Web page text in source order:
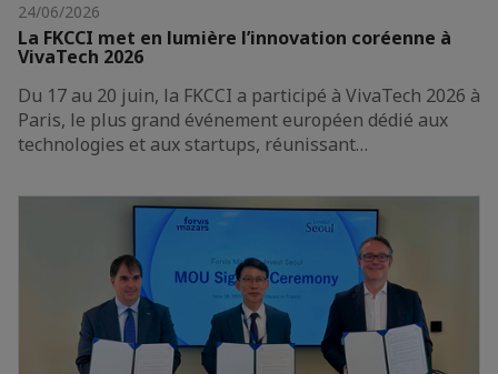
24/06/2026
La FKCCI met en lumière l’innovation coréenne à
VivaTech 2026
Du 17 au 20 juin, la FKCCI a participé à VivaTech 2026 à
Paris, le plus grand événement européen dédié aux
technologies et aux startups, réunissant…